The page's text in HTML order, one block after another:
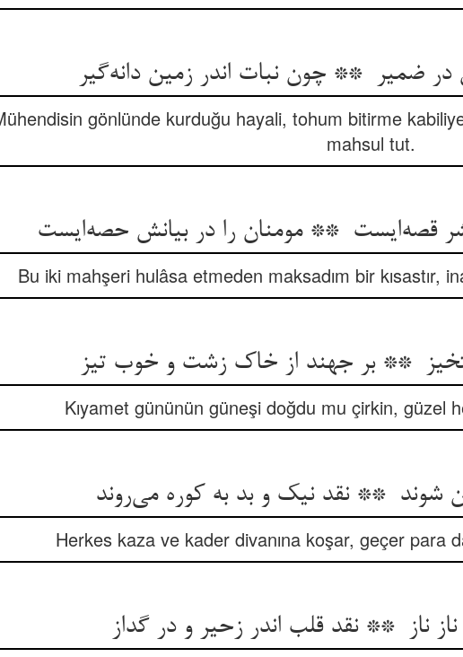
gönlünde kurduğu hayali, tohum bitirme
mahsul tut.
قصه‌ایست ** مومنان را در بیانش حصه‌ایست
Bu iki mahşeri hulâsa etmeden maksadım bir kısastır,
Kıyamet gününün güneşi doğdu mu çirkin, güzel
Herkes kaza ve kader divanına koşar, geçer para